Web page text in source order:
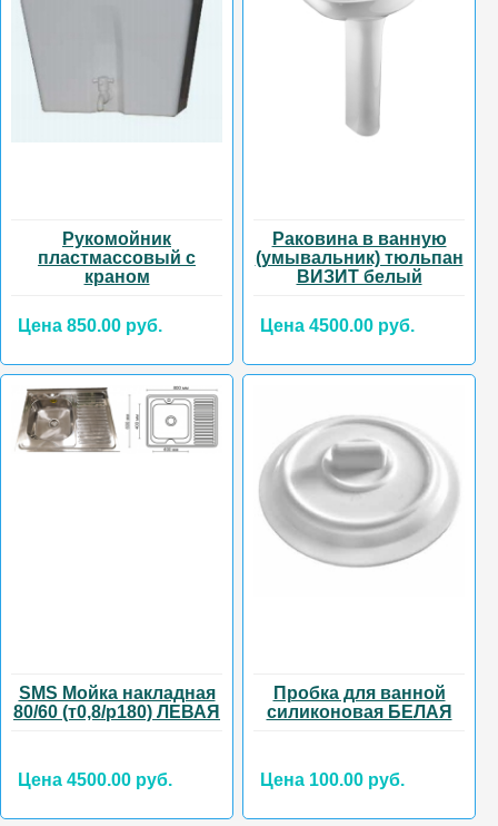
Рукомойник
пластмассовый с
краном
Цена 850.00 руб.
Раковина в ванную
(умывальник) тюльпан
ВИЗИТ белый
Цена 4500.00 руб.
SMS Мойка накладная
80/60 (т0,8/р180) ЛЕВАЯ
Цена 4500.00 руб.
Пробка для ванной
силиконовая БЕЛАЯ
Цена 100.00 руб.